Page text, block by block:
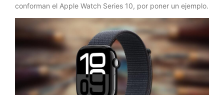
conforman el Apple Watch Series 10, por poner un ejemplo.